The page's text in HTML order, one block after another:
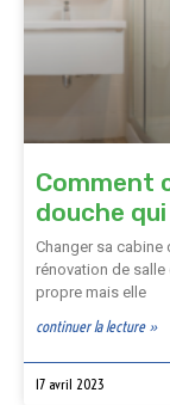
Comment
douche
Changer sa
rénovation de
propre mais elle
continuer la lecture »
17 avril 2023